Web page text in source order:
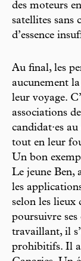
des moteurs
satellites sans
d’essence
Au final, les
aucunement
leur voyage.
associations
candidat·es
tout en leur
Un bon
Le jeune Ben,
les
selon les
poursuivre ses
travaillant, il
prohibitifs. Il a